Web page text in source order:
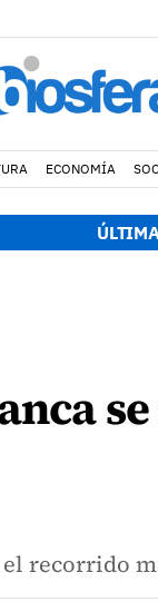
ECONOMÍA
recorrido